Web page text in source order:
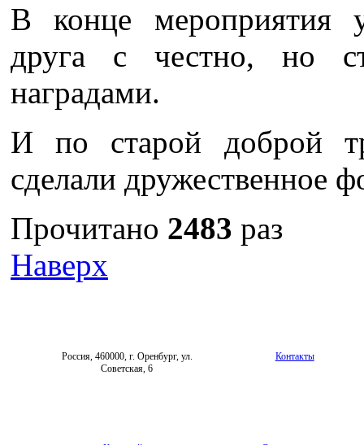
В конце мероприятия
друга с честно, но
наградами.
И по старой доброй
сделали дружественное
Прочитано 2483 раз
Наверх
Россия, 460000, г. Оренбург, ул.
Советская, 6
Контакты